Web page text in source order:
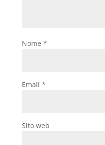
Nome *
Email *
Sito web